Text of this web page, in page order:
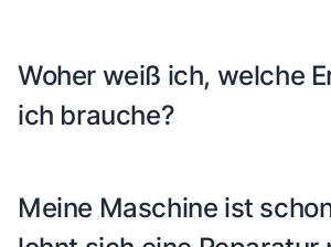
Woher weiß ich, welche
ich brauche?
Meine Maschine ist